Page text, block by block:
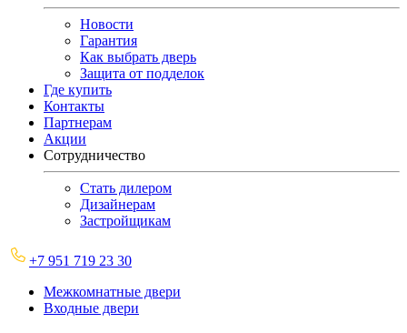
Новости
Гарантия
Как выбрать дверь
Защита от подделок
Где купить
Контакты
Партнерам
Акции
Сотрудничество
Стать дилером
Дизайнерам
Застройщикам
+7 951 719 23 30
Межкомнатные двери
Входные двери